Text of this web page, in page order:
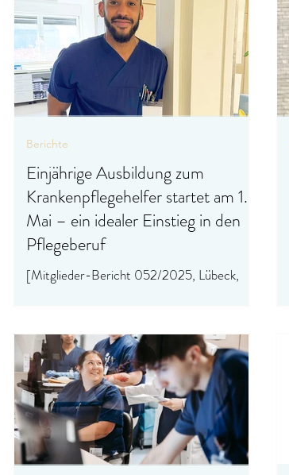
Einjährige Ausbildung zum
Krankenpflegehelfer startet am 1.
Mai – ein idealer Einstieg in den
Pflegeberuf
[Mitglieder-Bericht 052/2025, Lübeck,
einer Kooperation der Sana Kl
Berichte